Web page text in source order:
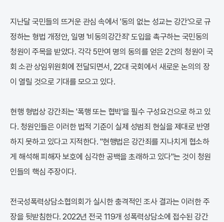
지난달 국민들의 뜨거운 관심 속에서 '동의 없는 성교는 강간'으로 규
정하는 형법 개정안, 일명 '비동의강간죄' 도입을 촉구하는 국민동의
청원이 주목을 받았다. 각각 5만여 명의 동의를 얻은 2건의 청원이 국
회 소관 상임위원회에 전달되면서, 22대 국회에서 새로운 논의의 장
이 열릴 것으로 기대를 모으고 있다.
현행 형법상 강간죄는 '폭행 또는 협박'을 필수 구성요건으로 하고 있
다. 청원인들은 이러한 법적 기준이 실제 성범죄 현실을 제대로 반영
하지 못하고 있다고 지적한다. "현행법은 강간죄를 지나치게 협소하
게 해석해 피해자 보호에 심각한 공백을 초래하고 있다"는 것이 청원
인들의 핵심 주장이다.
전국성폭력상담소협의회가 실시한 충격적인 조사 결과는 이러한 주
장을 뒷받침한다. 2022년 전국 119개 성폭력상담소에 접수된 강간